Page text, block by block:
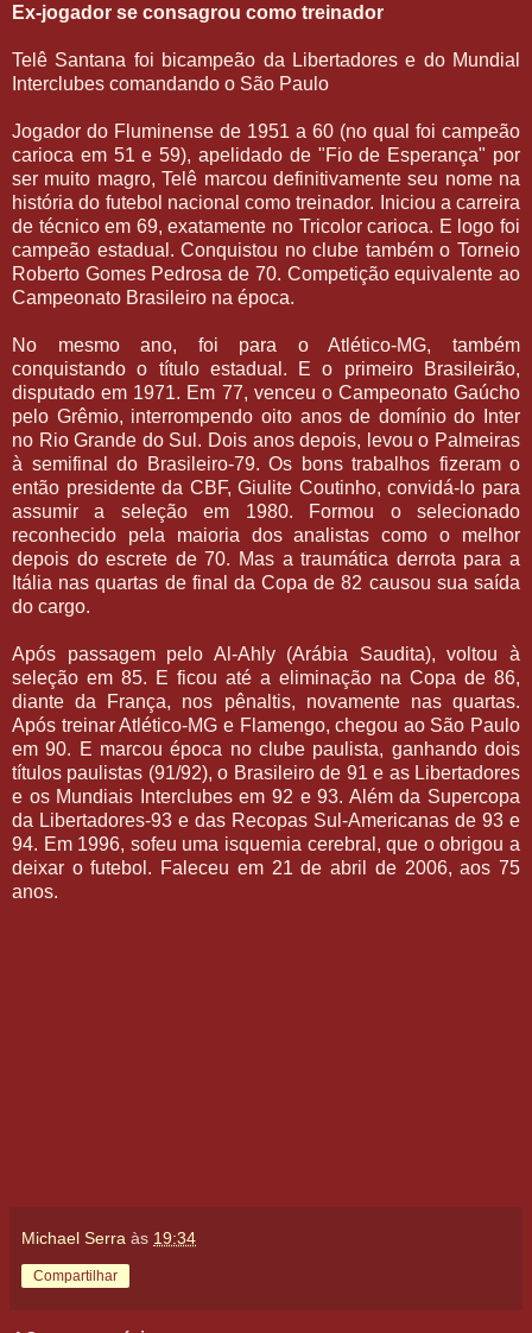
Ex-jogador se consagrou como treinador
Telê Santana foi bicampeão da Libertadores e do Mundial
Interclubes comandando o São Paulo
Jogador do Fluminense de 1951 a 60 (no qual foi campeão
carioca em 51 e 59), apelidado de "Fio de Esperança" por
ser muito magro, Telê marcou definitivamente seu nome na
história do futebol nacional como treinador. Iniciou a carreira
de técnico em 69, exatamente no Tricolor carioca. E logo foi
campeão estadual. Conquistou no clube também o Torneio
Roberto Gomes Pedrosa de 70. Competição equivalente ao
Campeonato Brasileiro na época.
No mesmo ano, foi para o Atlético-MG, também
conquistando o título estadual. E o primeiro Brasileirão,
disputado em 1971. Em 77, venceu o Campeonato Gaúcho
pelo Grêmio, interrompendo oito anos de domínio do Inter
no Rio Grande do Sul. Dois anos depois, levou o Palmeiras
à semifinal do Brasileiro-79. Os bons trabalhos fizeram o
então presidente da CBF, Giulite Coutinho, convidá-lo para
assumir a seleção em 1980. Formou o selecionado
reconhecido pela maioria dos analistas como o melhor
depois do escrete de 70. Mas a traumática derrota para a
Itália nas quartas de final da Copa de 82 causou sua saída
do cargo.
Após passagem pelo Al-Ahly (Arábia Saudita), voltou à
seleção em 85. E ficou até a eliminação na Copa de 86,
diante da França, nos pênaltis, novamente nas quartas.
Após treinar Atlético-MG e Flamengo, chegou ao São Paulo
em 90. E marcou época no clube paulista, ganhando dois
títulos paulistas (91/92), o Brasileiro de 91 e as Libertadores
e os Mundiais Interclubes em 92 e 93. Além da Supercopa
da Libertadores-93 e das Recopas Sul-Americanas de 93 e
94. Em 1996, sofeu uma isquemia cerebral, que o obrigou a
deixar o futebol. Faleceu em 21 de abril de 2006, aos 75
anos.
Michael Serra às 19:34
Compartilhar